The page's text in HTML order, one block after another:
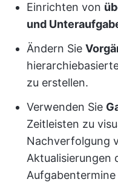
Einrichten von
und
Ändern Sie
zu erstellen.
Verwenden Sie
Zeitleisten zu
Nachverfolgung
Aktualisierungen